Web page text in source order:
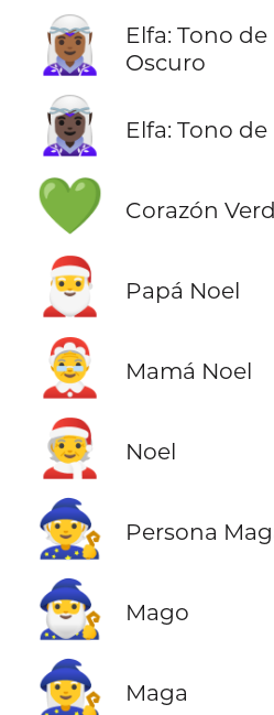
🧝🏾‍♀️
Elfa: Tono
Oscuro
🧝🏿‍♀️ Elfa: Tono
💚 Corazón
🎅 Papá Noel
🤶 Mamá Noel
🧑‍🎄 Noel
🧙 Persona
🧙‍♂️ Mago
🧙‍♀️ Maga